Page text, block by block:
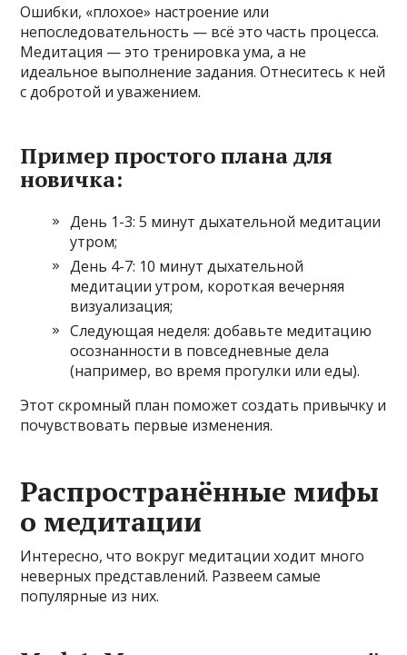
Ошибки, «плохое» настроение или
непоследовательность — всё это часть процесса.
Медитация — это тренировка ума, а не
идеальное выполнение задания. Отнеситесь к ней
с добротой и уважением.
Пример простого плана для
новичка:
День 1-3: 5 минут дыхательной медитации
утром;
День 4-7: 10 минут дыхательной
медитации утром, короткая вечерняя
визуализация;
Следующая неделя: добавьте медитацию
осознанности в повседневные дела
(например, во время прогулки или еды).
Этот скромный план поможет создать привычку и
почувствовать первые изменения.
Распространённые мифы
о медитации
Интересно, что вокруг медитации ходит много
неверных представлений. Развеем самые
популярные из них.